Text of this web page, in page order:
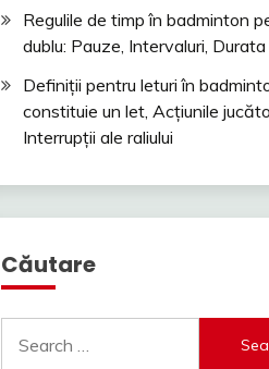
Regulile de timp în badminton
dublu: Pauze, Intervaluri, Durata
Definiții pentru leturi în
constituie un let, Acțiunile
Interrupții ale raliului
Căutare
for: